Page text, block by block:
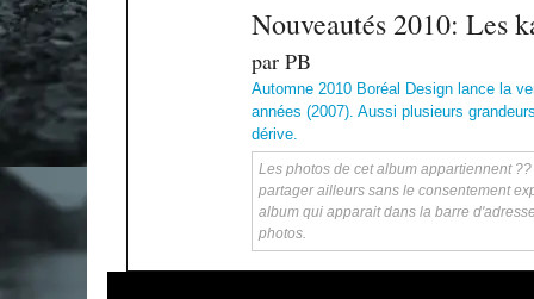
Nouveautés 2010: Les
par PB
Automne 2010 Boréal Design lance la
années (2007). Aussi plusieurs
dérive.
Les photos de cet album appartiennent
partager ailleurs sans le consentement
album qui apparait dans la barre
photos.